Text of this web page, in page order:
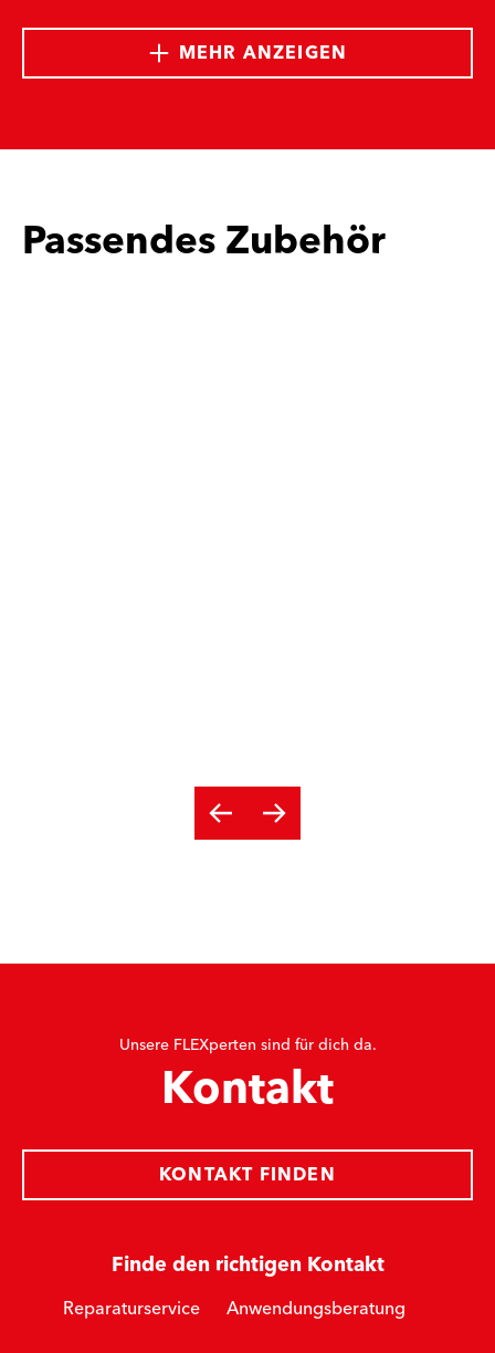
MEHR ANZEIGEN
Passendes Zubehör
Unsere FLEXperten sind für dich da.
Kontakt
Finde den richtigen Kontakt
Reparaturservice Anwendungsberatung
KONTAKT FINDEN